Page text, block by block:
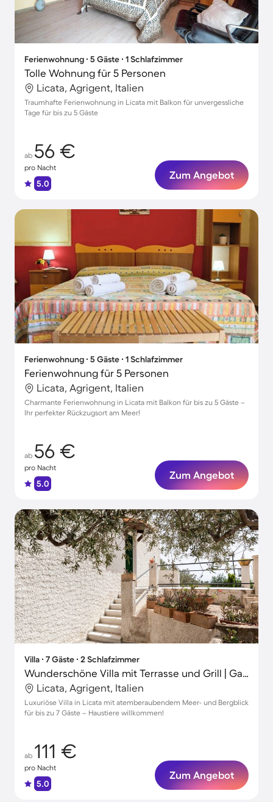
Ferienwohnung ∙ 5 Gäste ∙ 1 Schlafzimmer
Tolle Wohnung für 5 Personen
Licata, Agrigent, Italien
Traumhafte Ferienwohnung in Licata mit Balkon für unvergessliche
Tage für bis zu 5 Gäste
ab 56 €
pro Nacht
5.0
Zum Angebot
Ferienwohnung ∙ 5 Gäste ∙ 1 Schlafzimmer
Ferienwohnung für 5 Personen
Licata, Agrigent, Italien
Charmante Ferienwohnung in Licata mit Balkon für bis zu 5 Gäste –
Ihr perfekter Rückzugsort am Meer!
ab 56 €
pro Nacht
5.0
Zum Angebot
Villa ∙ 7 Gäste ∙ 2 Schlafzimmer
Wunderschöne Villa mit Terrasse und Grill | Gartenblick | Haustiere erlaubt
Licata, Agrigent, Italien
Luxuriöse Villa in Licata mit atemberaubendem Meer- und Bergblick
für bis zu 7 Gäste – Haustiere willkommen!
ab 111 €
pro Nacht
5.0
Zum Angebot